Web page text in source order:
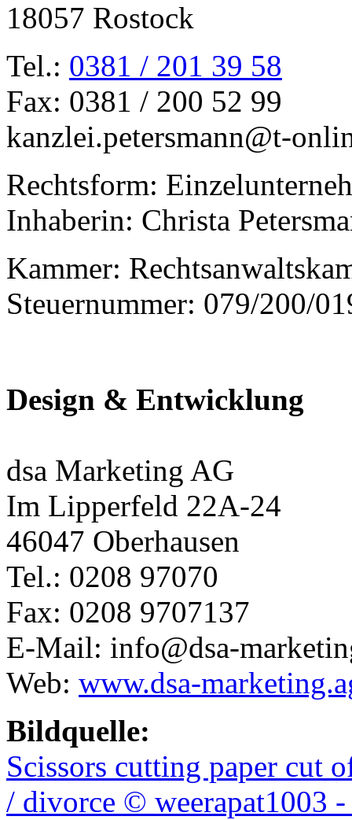
18057 Rostock
Tel.: 0381 / 201 39 58
Fax: 0381 / 200 52 99
kanzlei.petersmann@t-
Rechtsform:
Inhaberin: Christa
Kammer:
Steuernummer: 079/200/
Design & Entwicklung
dsa Marketing AG
Im Lipperfeld 22A-24
46047 Oberhausen
Tel.: 0208 97070
Fax: 0208 9707137
E-Mail: info@dsa-
Web: www.dsa-
Bildquelle:
Scissors cutting paper cut
/ divorce © weerapat1003